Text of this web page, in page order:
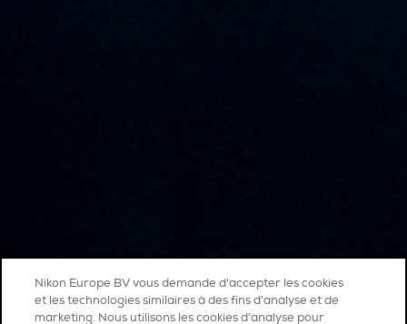
Nikon Europe BV vous demande d'accepter les cookies
et les technologies similaires à des fins d'analyse et de
marketing. Nous utilisons les cookies d’analyse pour